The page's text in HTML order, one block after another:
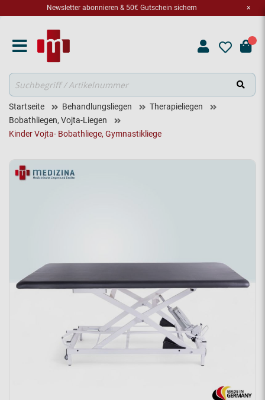
×
Newsletter abonnieren & 50€ Gutschein sichern
Suche
Startseite Behandlungsliegen
Therapieliegen
Bobathliegen, Vojta-Liegen
Kinder Vojta- Bobathliege, Gymnastikliege